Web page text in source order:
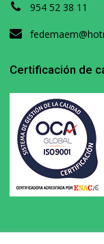
954 52 38 11
Certificación de